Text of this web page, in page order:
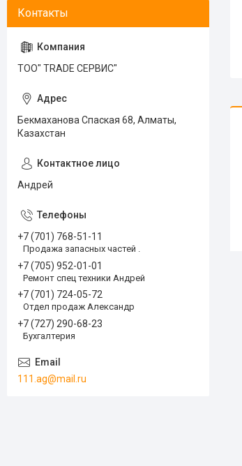
ТОО" TRADE СЕРВИС"
Бекмаханова Спаская 68, Алматы,
Казахстан
Андрей
+7 (701) 768-51-11
Продажа запасных частей .
+7 (705) 952-01-01
Ремонт спец техники Андрей
+7 (701) 724-05-72
Отдел продаж Александр
+7 (727) 290-68-23
Бухгалтерия
111.ag@mail.ru